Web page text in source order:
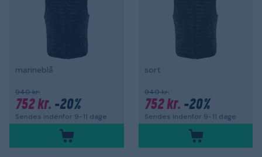
marineblå
940 kr.
752 kr. -20%
Sendes indenfor 9-11 dage
sort
940 kr.
752 kr. -20%
Sendes indenfor 9-11 dage